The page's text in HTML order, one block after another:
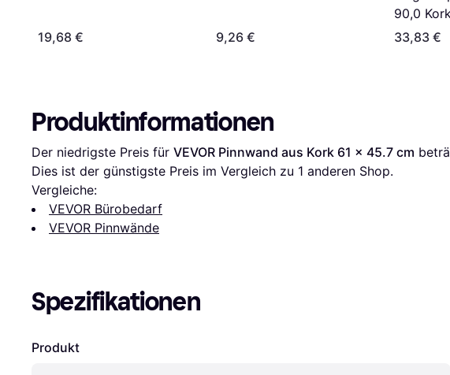
19,68 €
9,26 €
90,0
33,83 €
Produktinformationen
Der niedrigste Preis für VEVOR Pinnwand aus Kork 61 x 45.7 cm
Dies ist der günstigste Preis im Vergleich zu 1 anderen Shop.
Vergleiche:
VEVOR Bürobedarf
VEVOR Pinnwände
Spezifikationen
Produkt